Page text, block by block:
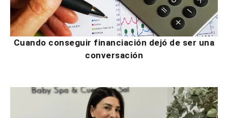
Cuando conseguir financiación dejó de ser una
conversación